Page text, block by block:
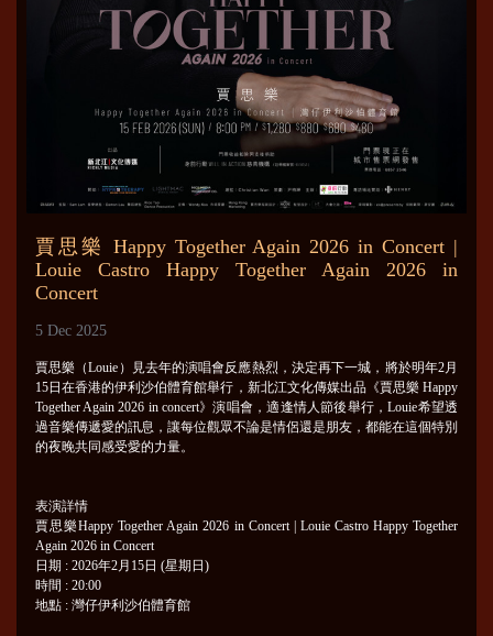
賈思樂 Happy Together Again 2026 in Concert |
Louie Castro Happy Together Again 2026 in
Concert
5 Dec 2025
賈思樂（Louie）見去年的演唱會反應熱烈，決定再下一城，將於明年2月
15日在香港的伊利沙伯體育館舉行，新北江文化傳媒出品《賈思樂 Happy
Together Again 2026 in concert》演唱會，適逢情人節後舉行，Louie希望透
過音樂傳遞愛的訊息，讓每位觀眾不論是情侶還是朋友，都能在這個特別
的夜晚共同感受愛的力量。
表演詳情
賈思樂Happy Together Again 2026 in Concert | Louie Castro Happy Together
Again 2026 in Concert
日期 : 2026年2月15日 (星期日)
時間 : 20:00
地點 : 灣仔伊利沙伯體育館